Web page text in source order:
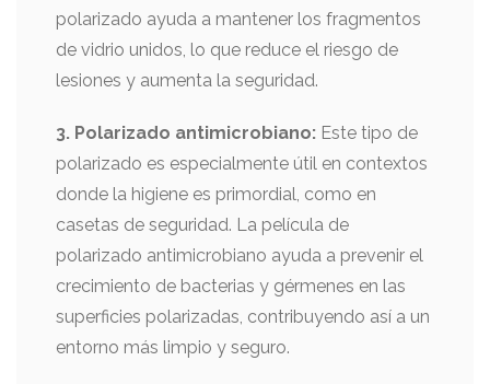
polarizado ayuda a mantener los fragmentos
de vidrio unidos, lo que reduce el riesgo de
lesiones y aumenta la seguridad.
3. Polarizado antimicrobiano: Este tipo de
polarizado es especialmente útil en contextos
donde la higiene es primordial, como en
casetas de seguridad. La película de
polarizado antimicrobiano ayuda a prevenir el
crecimiento de bacterias y gérmenes en las
superficies polarizadas, contribuyendo así a un
entorno más limpio y seguro.